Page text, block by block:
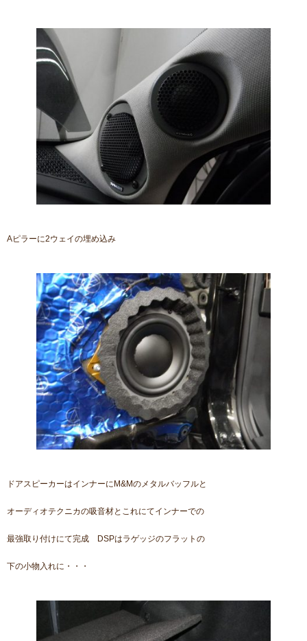
Aピラーに2ウェイの埋め込み
ドアスピーカーはインナーにM&Mのメタルバッフルと
オーディオテクニカの吸音材とこれにてインナーでの
最強取り付けにて完成 DSPはラゲッジのフラットの
下の小物入れに・・・